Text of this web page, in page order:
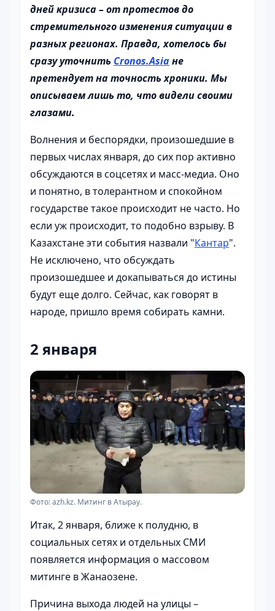
дней кризиса – от протестов до
стремительного изменения ситуации в
разных регионах. Правда, хотелось бы
сразу уточнить Cronos.Asiaне
претендует на точность хроники. Мы
описываем лишь то, что видели своими
глазами.
Волнения и беспорядки, произошедшие в
первых числах января, до сих пор активно
обсуждаются в соцсетях и масс-медиа. Оно
и понятно, в толерантном и спокойном
государстве такое происходит не часто. Но
если уж происходит, то подобно взрыву. В
Казахстане эти события назвали "Кантар".
Не исключено, что обсуждать
произошедшее и докапываться до истины
будут еще долго. Сейчас, как говорят в
народе, пришло время собирать камни.
2 января
Фото: azh.kz. Митинг в Атырау.
Итак, 2 января, ближе к полудню, в
социальных сетях и отдельных СМИ
появляется информация о массовом
митинге в Жанаозене.
Причина выхода людей на улицы –